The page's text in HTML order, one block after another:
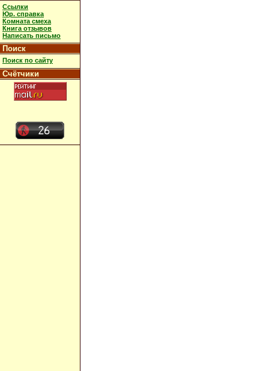
Ссылки
Юр. справка
Комната смеха
Книга отзывов
Написать письмо
Поиск
Поиск по сайту
Счётчики